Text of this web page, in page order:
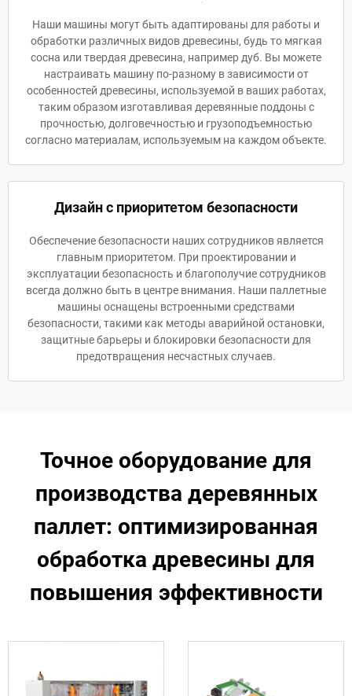
Наши машины могут быть адаптированы для работы и
обработки различных видов древесины, будь то мягкая
сосна или твердая древесина, например дуб. Вы можете
настраивать машину по-разному в зависимости от
особенностей древесины, используемой в ваших работах,
таким образом изготавливая деревянные поддоны с
прочностью, долговечностью и грузоподъемностью
согласно материалам, используемым на каждом объекте.
Дизайн с приоритетом безопасности
Обеспечение безопасности наших сотрудников является
главным приоритетом. При проектировании и
эксплуатации безопасность и благополучие сотрудников
всегда должно быть в центре внимания. Наши паллетные
машины оснащены встроенными средствами
безопасности, такими как методы аварийной остановки,
защитные барьеры и блокировки безопасности для
предотвращения несчастных случаев.
Точное оборудование для
производства деревянных
паллет: оптимизированная
обработка древесины для
повышения эффективности